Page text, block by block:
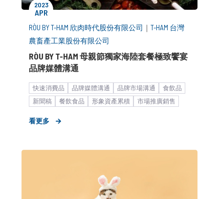
2023
APR
RÒU BY T-HAM 欣肉時代股份有限公司 ｜ T-HAM 台灣
農畜產工業股份有限公司
RÒU BY T-HAM 母親節獨家海陸套餐極致饗宴
品牌媒體溝通
快速消費品 品牌媒體溝通 品牌市場溝通
食飲品
新聞稿
餐飲食品 形象資產累積
市場推廣銷售
看更多